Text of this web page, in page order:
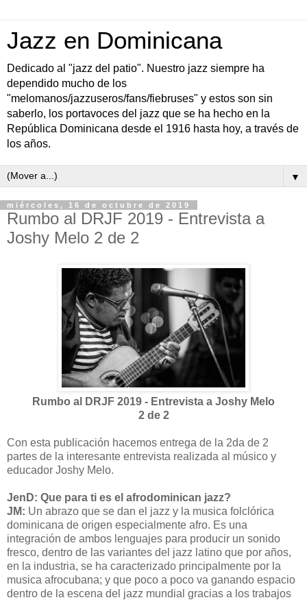
Jazz en Dominicana
Dedicado al "jazz del patio". Nuestro jazz siempre ha
dependido mucho de los
"melomanos/jazzuseros/fans/fiebruses" y estos son sin
saberlo, los portavoces del jazz que se ha hecho en la
República Dominicana desde el 1916 hasta hoy, a través de
los años.
▼
miércoles, 16 de octubre de 2019
Rumbo al DRJF 2019 - Entrevista a
Joshy Melo 2 de 2
Rumbo al DRJF 2019 - Entrevista a Joshy Melo
2 de 2
Con esta publicación hacemos entrega de la 2da de 2
partes de la interesante entrevista realizada al músico y
educador Joshy Melo.
JenD: Que para ti es el afrodominican jazz?
JM: Un abrazo que se dan el jazz y la musica folclórica
dominicana de origen especialmente afro. Es una
integración de ambos lenguajes para producir un sonido
fresco, dentro de las variantes del jazz latino que por años,
en la industria, se ha caracterizado principalmente por la
musica afrocubana; y que poco a poco va ganando espacio
dentro de la escena del jazz mundial gracias a los trabajos